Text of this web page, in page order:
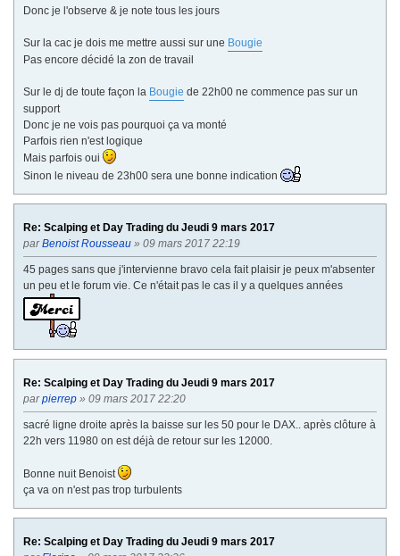
Donc je l'observe & je note tous les jours
Sur la cac je dois me mettre aussi sur une Bougie
Pas encore décidé la zon de travail
Sur le dj de toute façon la Bougie de 22h00 ne commence pas sur un
support
Donc je ne vois pas pourquoi ça va monté
Parfois rien n'est logique
Mais parfois oui
Sinon le niveau de 23h00 sera une bonne indication
Re: Scalping et Day Trading du Jeudi 9 mars 2017
parBenoist Rousseau » 09 mars 2017 22:19
45 pages sans que j'intervienne bravo cela fait plaisir je peux m'absenter
un peu et le forum vie. Ce n'était pas le cas il y a quelques années
Re: Scalping et Day Trading du Jeudi 9 mars 2017
parpierrep » 09 mars 2017 22:20
sacré ligne droite après la baisse sur les 50 pour le DAX.. après clôture à
22h vers 11980 on est déjà de retour sur les 12000.
Bonne nuit Benoist
ça va on n'est pas trop turbulents
Re: Scalping et Day Trading du Jeudi 9 mars 2017